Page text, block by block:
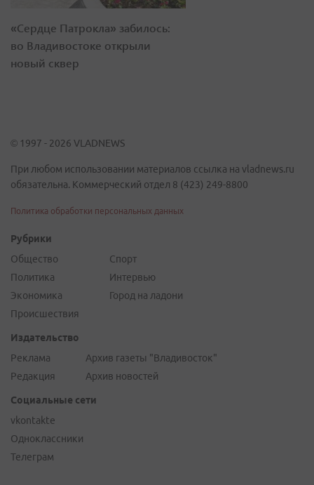
«Сердце Патрокла» забилось:
во Владивостоке открыли
новый сквер
© 1997 - 2026 VLADNEWS
При любом использовании материалов ссылка на vladnews.ru
обязательна. Коммерческий отдел 8 (423) 249-8800
Политика обработки персональных данных
Рубрики
Общество
Политика
Экономика
Происшествия
Спорт
Интервью
Город на ладони
Издательство
Реклама
Редакция
Архив газеты "Владивосток"
Архив новостей
Социальные сети
vkontakte
Одноклассники
Телеграм